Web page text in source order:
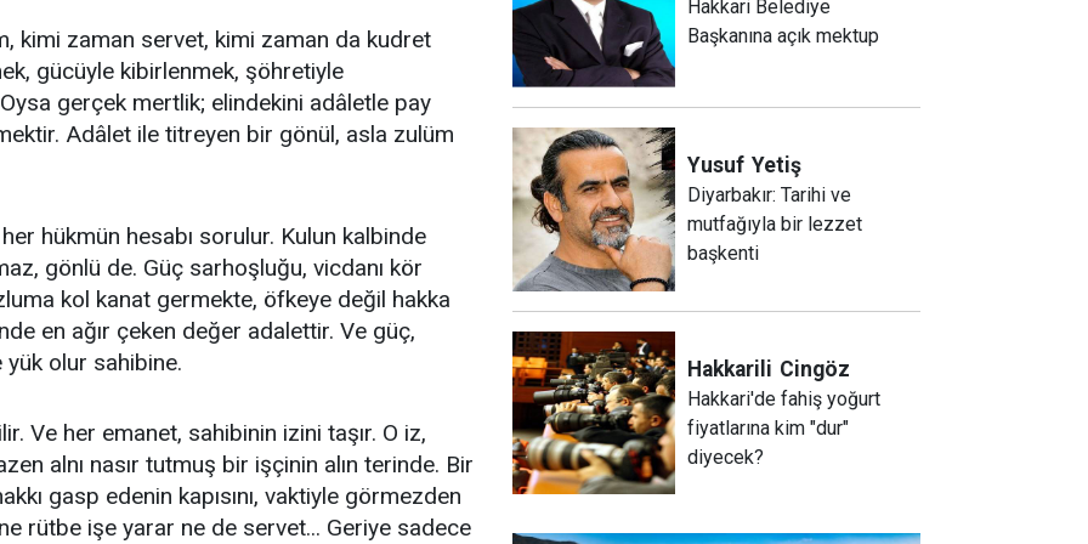
kimi zaman servet, kimi zaman da kudret
gücüyle kibirlenmek, şöhretiyle
gerçek mertlik; elindekini adâletle pay
Adâlet ile titreyen bir gönül, asla zulüm
hükmün hesabı sorulur. Kulun kalbinde
gönlü de. Güç sarhoşluğu, vicdanı kör
kol kanat germekte, öfkeye değil hakka
en ağır çeken değer adalettir. Ve güç,
yük olur sahibine.
Ve her emanet, sahibinin izini taşır. O iz,
alnı nasır tutmuş bir işçinin alın terinde. Bir
gasp edenin kapısını, vaktiyle görmezden
rütbe işe yarar ne de servet... Geriye sadece
Hakkari Belediye
Başkanına açık mektup
Yusuf Yetiş
Diyarbakır: Tarihi ve
mutfağıyla bir lezzet
başkenti
Hakkarili Cingöz
Hakkari'de fahiş yoğurt
fiyatlarına kim "dur"
diyecek?